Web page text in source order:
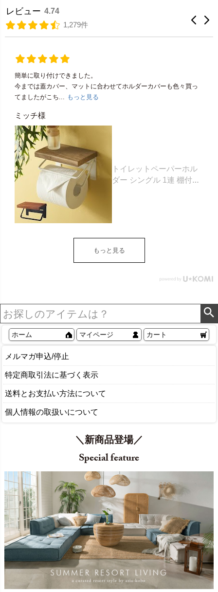
レビュー 4.74
1,279件
簡単に取り付けできました。
今までは蓋カバー、マットに合わせてホルダーカバーも色々買っ
てましたがこち... もっと見る
ミッチ様
トイレットペーパーホル
ダー シングル 1連 棚付き
ダー 収納 DIY アンティー
ク ヴィンテージ ナチュラ
リア アジアン [84302] ホ
もっと見る
ホーム マイページ カート
メルマガ申込/停止
特定商取引法に基づく表示
送料とお支払い方法について
個人情報の取扱いについて
＼新商品登場／
Special feature